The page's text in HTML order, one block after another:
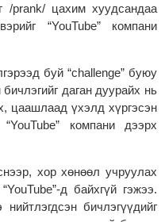
/prank/ цахим хуудсандаа
“YouTube” компани
буй “challenge” буюу
даган дуурайх нь
цаашлаад үхэлд хүргэсэн
компани дээрх
хор хөнөөл учруулах
д байхгүй гэжээ.
бичлэгүүдийг